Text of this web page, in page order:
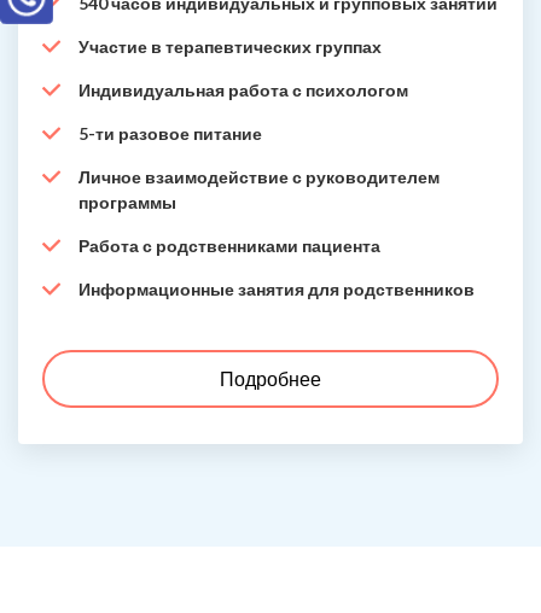
Участие в терапевтических группах
Индивидуальная работа с психологом
5-ти разовое питание
Личное взаимодействие с руководителем
программы
Работа с родственниками пациента
Информационные занятия для родственников
Подробнее